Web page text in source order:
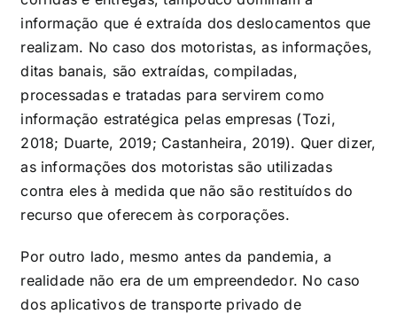
informação que é extraída dos deslocamentos que
realizam. No caso dos motoristas, as informações,
ditas banais, são extraídas, compiladas,
processadas e tratadas para servirem como
informação estratégica pelas empresas (Tozi,
2018; Duarte, 2019; Castanheira, 2019). Quer dizer,
as informações dos motoristas são utilizadas
contra eles à medida que não são restituídos do
recurso que oferecem às corporações.
Por outro lado, mesmo antes da pandemia, a
realidade não era de um empreendedor. No caso
dos aplicativos de transporte privado de